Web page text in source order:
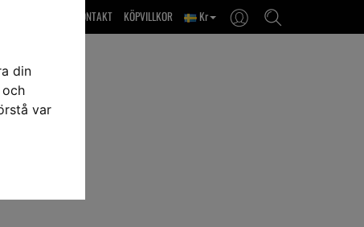
din
var
Kr
KÖPVILLKOR
OM OSS & KONTAKT